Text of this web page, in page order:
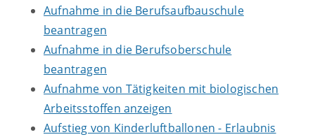
Aufnahme in die Berufsaufbauschule
beantragen
Aufnahme in die Berufsoberschule
beantragen
Aufnahme von Tätigkeiten mit biologischen
Arbeitsstoffen anzeigen
Aufstieg von Kinderluftballonen - Erlaubnis